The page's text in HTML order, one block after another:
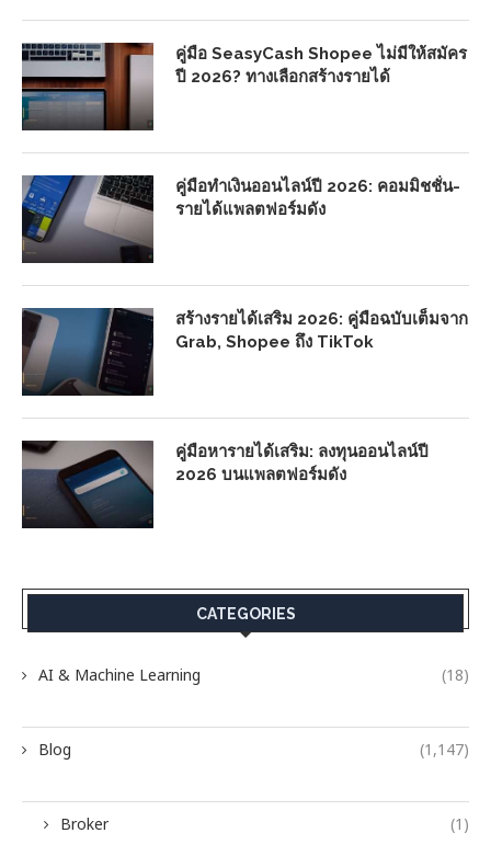
คู่มือ SeasyCash Shopee ไม่มีให้สมัคร
ปี 2026? ทางเลือกสร้างรายได้
คู่มือทำเงินออนไลน์ปี 2026: คอมมิชชั่น-
รายได้แพลตฟอร์มดัง
สร้างรายได้เสริม 2026: คู่มือฉบับเต็มจาก
Grab, Shopee ถึง TikTok
คู่มือหารายได้เสริม: ลงทุนออนไลน์ปี
2026 บนแพลตฟอร์มดัง
CATEGORIES
AI & Machine Learning (18)
Blog (1,147)
Broker (1)